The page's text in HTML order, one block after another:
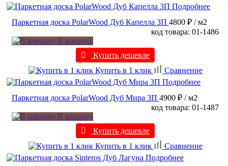
Подробнее
Паркетная доска PolarWood Дуб Капелла 3П 4800 ₽ / м2
код товара: 01-1486
В корзину
Купить дешевле
Купить в 1 клик
Сравнение
Подробнее
Паркетная доска PolarWood Дуб Мира 3П 4900 ₽ / м2
код товара: 01-1487
В корзину
Купить дешевле
Купить в 1 клик
Сравнение
Подробнее